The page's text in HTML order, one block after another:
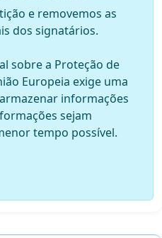
e removemos as
dos signatários.
sobre a Proteção de
Europeia exige uma
informações
sejam
tempo possível.